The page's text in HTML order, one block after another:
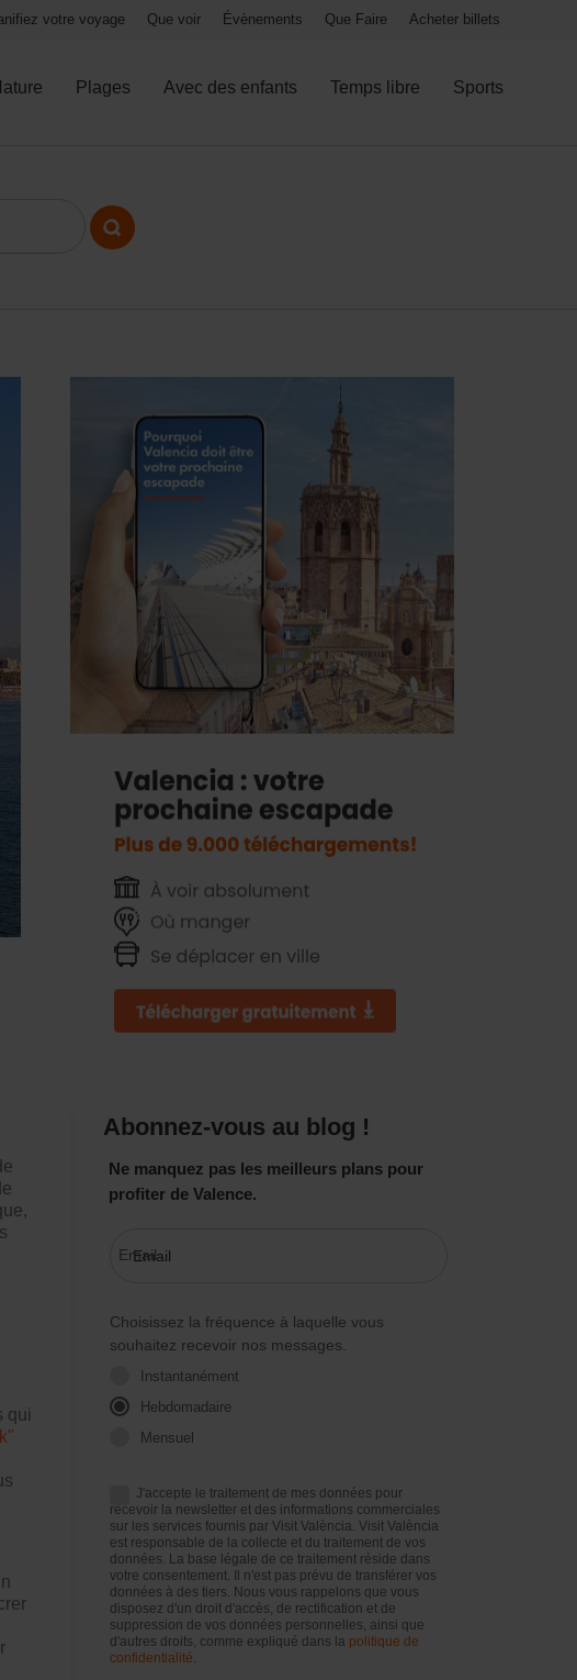
votre voyage Que voir Évènements Que Faire Acheter billets
Plages Avec des enfants Temps libre Sports
qui
Abonnez-vous au blog !
Ne manquez pas les meilleurs plans pour
profiter de Valence.
Email
Choisissez la fréquence à laquelle vous
souhaitez recevoir nos messages.
Instantanément
Hebdomadaire
Mensuel
J'accepte le traitement de mes données pour
recevoir la newsletter et des informations commerciales
sur les services fournis par Visit València. Visit València
est responsable de la collecte et du traitement de vos
données. La base légale de ce traitement réside dans
votre consentement. Il n'est pas prévu de transférer vos
données à des tiers. Nous vous rappelons que vous
disposez d'un droit d'accès, de rectification et de
suppression de vos données personnelles, ainsi que
d'autres droits, comme expliqué dans la politique de
confidentialité